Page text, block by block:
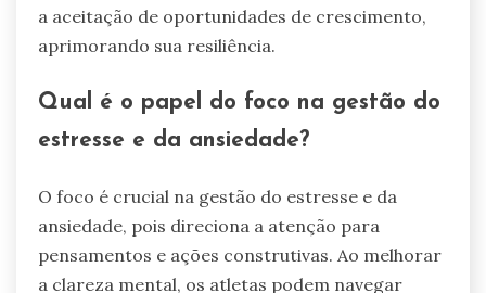
a aceitação de oportunidades de crescimento,
aprimorando sua resiliência.
Qual é o papel do foco na gestão do
estresse e da ansiedade?
O foco é crucial na gestão do estresse e da
ansiedade, pois direciona a atenção para
pensamentos e ações construtivas. Ao melhorar
a clareza mental, os atletas podem navegar